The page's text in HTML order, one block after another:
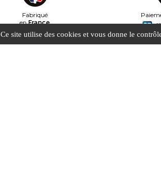
Fabriqué
enFrance
Ce site utilise des cookies et vous donne le